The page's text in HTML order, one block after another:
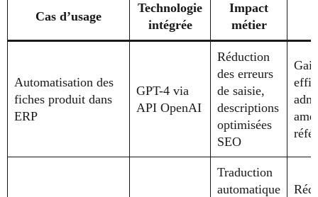
Cas d’usage
Technologie
intégrée
Impact
métier
Automatisation des
fiches produit dans
ERP
GPT-4 via
API OpenAI
Réduction
des erreurs
de saisie,
descriptions
optimisées
SEO
Traduction
automatique